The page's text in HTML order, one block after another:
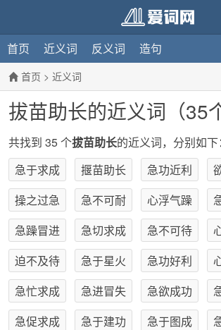
首页 近义词 反义词 造句
首页 > 近义词
拔苗助长的近义词（35
共找到 35 个拔苗助长的近义词，分别如下：
急于求成
揠苗助长 急功近利
操之过急
急不可耐 心浮气躁
急躁冒进
急切求成 急不可待
迫不及待
急于星火 急功好利
急忙求成
急进冒失 急欲成功
急促求成
急于建功 急于图成